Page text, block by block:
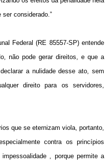
considerado.”
Federal (RE 85557-SP) entende
não pode gerar direitos, e que a
a nulidade desse ato, sem
direito para os servidores,
que se eternizam viola, portanto,
contra os princípios
, porque permite a